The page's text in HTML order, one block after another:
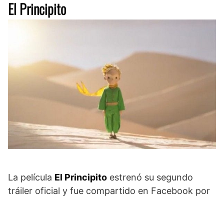
El Principito
La película El Principito estrenó su segundo
tráiler oficial y fue compartido en Facebook por